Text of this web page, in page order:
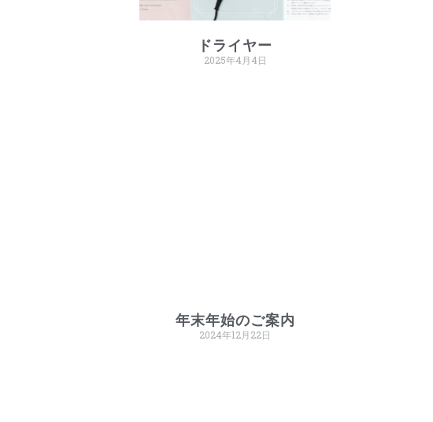
ドライヤー
2025年4月4日
年末年始のご案内
2024年12月22日